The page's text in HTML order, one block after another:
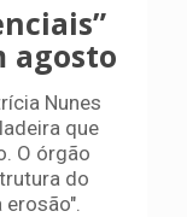
agosto
Nunes
que
O órgão
do